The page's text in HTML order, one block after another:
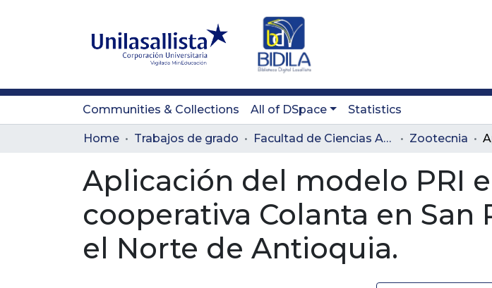
Communities & Collections All of DSpace Statistics
Home Trabajos de grado Facultad de Ciencias Administrativas y Agropecuarias Zootecnia
Aplicación del modelo PRI
cooperativa Colanta en
el Norte de Antioquia.